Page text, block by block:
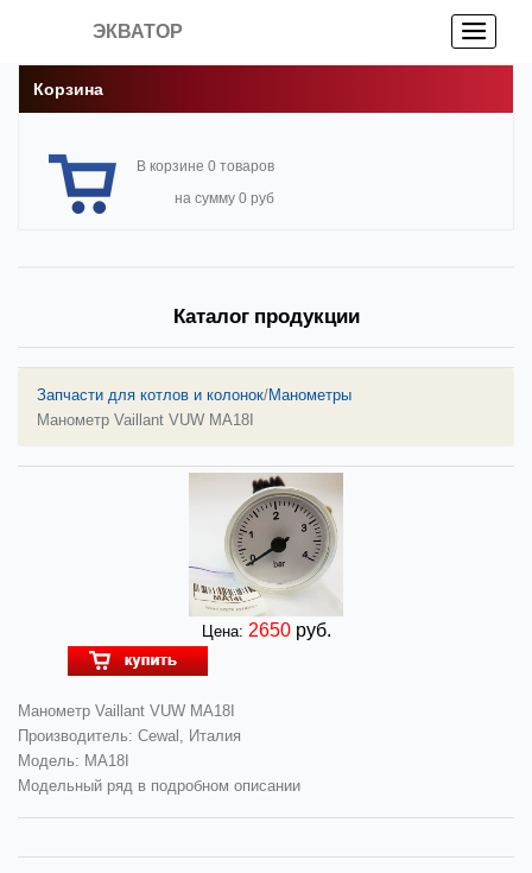
ЭКВАТОР
Корзина
В корзине 0 товаров
на сумму 0 руб
Каталог продукции
Запчасти для котлов и колонок/Манометры
Манометр Vaillant VUW MA18I
Цена: 2650 руб.
Манометр Vaillant VUW MA18I
Производитель: Cewal, Италия
Модель: MA18I
Модельный ряд в подробном описании